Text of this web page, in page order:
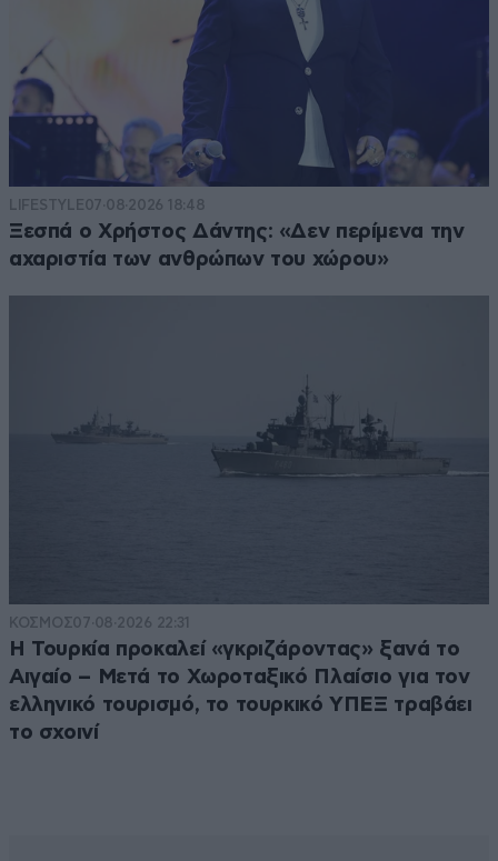
LIFESTYLE07·08·2026 18:48
Ξεσπά ο Χρήστος Δάντης: «Δεν περίμενα την
αχαριστία των ανθρώπων του χώρου»
ΚΟΣΜΟΣ07·08·2026 22:31
Η Τουρκία προκαλεί «γκριζάροντας» ξανά το
Αιγαίο – Μετά το Χωροταξικό Πλαίσιο για τον
ελληνικό τουρισμό, το τουρκικό ΥΠΕΞ τραβάει
το σχοινί